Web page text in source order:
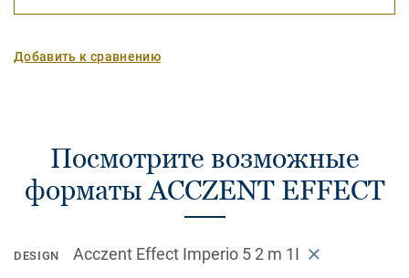
Добавить к сравнению
Посмотрите возможные
форматы ACCZENT EFFECT
DESIGN Acczent Effect Imperio 5 2 m 1I